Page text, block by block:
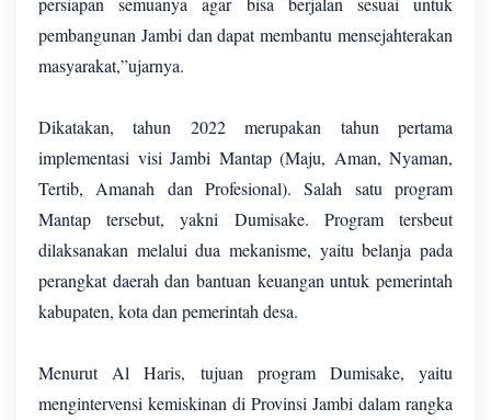
pembangunan Jambi dan dapat membantu mensejahterakan
masyarakat,”ujarnya.
Dikatakan, tahun 2022 merupakan tahun pertama
implementasi visi Jambi Mantap (Maju, Aman, Nyaman,
Tertib, Amanah dan Profesional). Salah satu program
Mantap tersebut, yakni Dumisake. Program tersbeut
dilaksanakan melalui dua mekanisme, yaitu belanja pada
perangkat daerah dan bantuan keuangan untuk pemerintah
kabupaten, kota dan pemerintah desa.
Menurut Al Haris, tujuan program Dumisake, yaitu
mengintervensi kemiskinan di Provinsi Jambi dalam rangka